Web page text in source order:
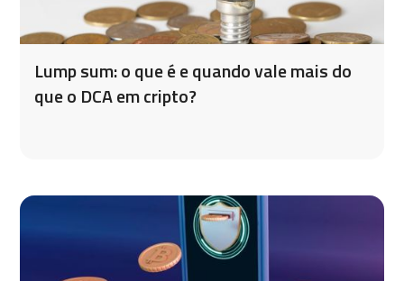
Lump sum: o que é e quando vale mais do
que o DCA em cripto?